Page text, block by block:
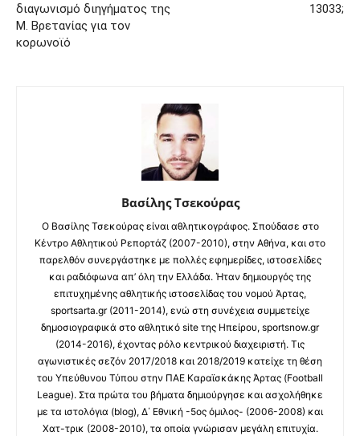
διαγωνισμό διηγήματος της
Μ. Βρετανίας για τον
κορωνοϊό
13033;
Βασίλης Τσεκούρας
Ο Βασίλης Τσεκούρας είναι αθλητικογράφος. Σπούδασε στο
Κέντρο Αθλητικού Ρεπορτάζ (2007-2010), στην Αθήνα, και στο
παρελθόν συνεργάστηκε με πολλές εφημερίδες, ιστοσελίδες
και ραδιόφωνα απ’ όλη την Ελλάδα. Ήταν δημιουργός της
επιτυχημένης αθλητικής ιστοσελίδας του νομού Άρτας,
sportsarta.gr (2011-2014), ενώ στη συνέχεια συμμετείχε
δημοσιογραφικά στο αθλητικό site της Ηπείρου, sportsnow.gr
(2014-2016), έχοντας ρόλο κεντρικού διαχειριστή. Τις
αγωνιστικές σεζόν 2017/2018 και 2018/2019 κατείχε τη θέση
του Υπεύθυνου Τύπου στην ΠΑΕ Καραϊσκάκης Άρτας (Football
League). Στα πρώτα του βήματα δημιούργησε και ασχολήθηκε
με τα ιστολόγια (blog), Δ΄ Εθνική -5ος όμιλος- (2006-2008) και
Χατ-τρικ (2008-2010), τα οποία γνώρισαν μεγάλη επιτυχία.